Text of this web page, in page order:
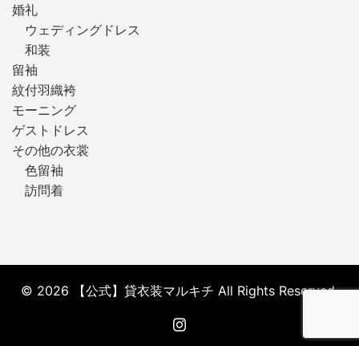
婚礼
ウェディングドレス
和装
留袖
紋付羽織袴
モーニング
ゲストドレス
その他の衣裳
色留袖
訪問着
© 2026 【公式】貸衣装マルキチ All Rights Reserved.